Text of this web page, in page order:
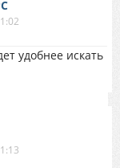
удобнее искать